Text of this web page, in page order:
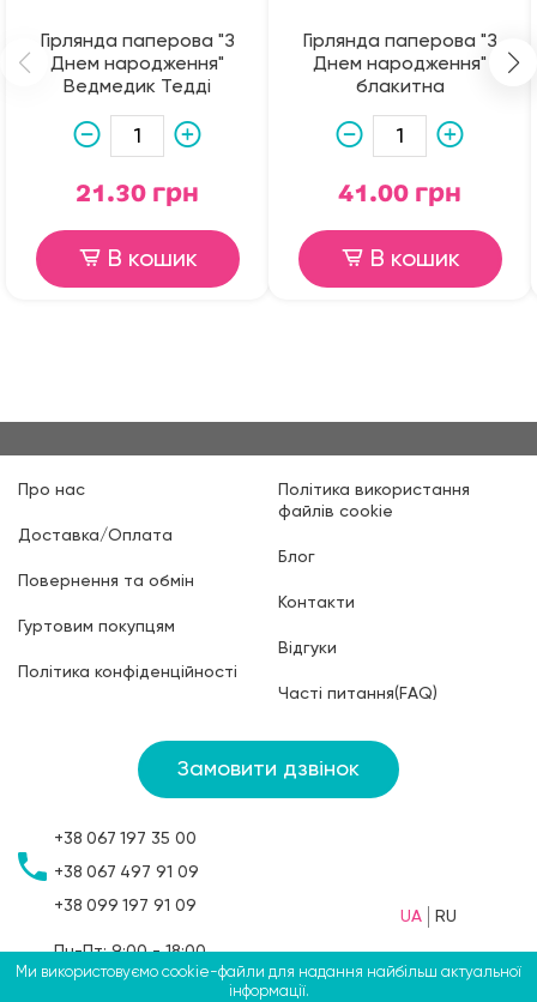
Гірлянда паперова "З
Днем народження"
Ведмедик Тедді
21.30 грн
В кошик
Гірлянда паперова "З
Днем народження"
блакитна
41.00 грн
В кошик
Про нас
Доставка/Оплата
Повернення та обмін
Гуртовим покупцям
Політика конфіденційності
Політика використання
файлів cookie
Блог
Контакти
Відгуки
Часті питання(FAQ)
Замовити дзвінок
+38 067 197 35 00
+38 067 497 91 09
+38 099 197 91 09
Пн-Пт: 9:00 - 18:00
Сб: 9:00 - 15:00
UA RU
Ми використовуємо cookie-файли для надання найбільш актуальної
інформації.